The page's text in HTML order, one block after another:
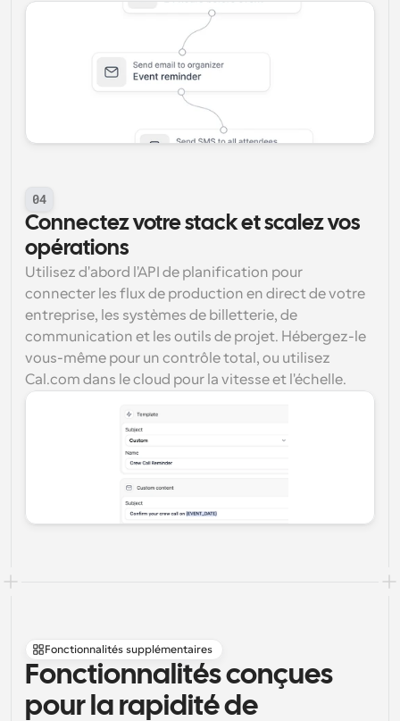
04
Connectez votre stack et scalez vos
opérations
Utilisez d'abord l'API de planification pour
connecter les flux de production en direct de votre
entreprise, les systèmes de billetterie, de
communication et les outils de projet. Hébergez-le
vous-même pour un contrôle total, ou utilisez
Cal.com dans le cloud pour la vitesse et l'échelle.
Fonctionnalités supplémentaires
Fonctionnalités conçues
pour la rapidité de